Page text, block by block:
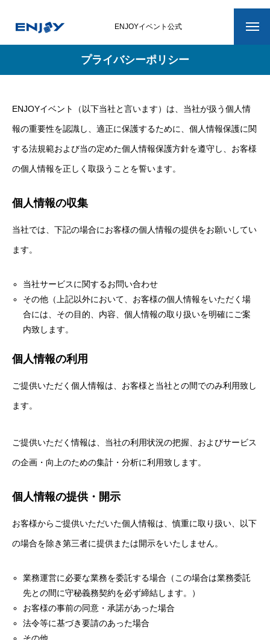
ENJOYイベント公式
滑ろう会ENJOYについて
開催スケジュール
カメラマン
ブログ
お問い合わせ
オンライン申し込み
ホーム イベント最新情報 滑ろう会ENJOY メンバー紹介
プライバシーポリシー
ENJOYイベント（以下当社と言います）は、当社が扱う個人情
報の重要性を認識し、適正に保護するために、個人情報保護に関
する法規範および当の定めた個人情報保護方針を遵守し、お客様
の個人情報を正しく取扱うことを誓います。
個人情報の収集
当社では、下記の場合にお客様の個人情報の提供をお願いしてい
ます。
当社サービスに関するお問い合わせ
その他（上記以外において、お客様の個人情報をいただく場
合には、その目的、内容、個人情報の取り扱いを明確にご案
内致します。
個人情報の利用
ご提供いただく個人情報は、お客様と当社との間でのみ利用致し
ます。
ご提供いただく情報は、当社の利用状況の把握、およびサービス
の企画・向上のための集計・分析に利用致します。
個人情報の提供・開示
お客様からご提供いただいた個人情報は、慎重に取り扱い、以下
の場合を除き第三者に提供または開示をいたしません。
業務運営に必要な業務を委託する場合（この場合は業務委託
先との間に守秘義務契約を必ず締結します。）
お客様の事前の同意・承諾があった場合
法令等に基づき要請のあった場合